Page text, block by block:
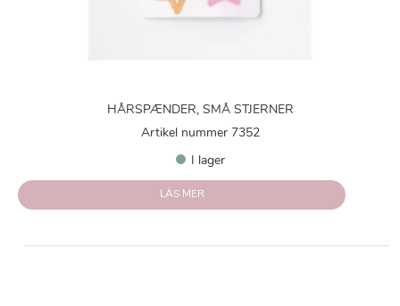
HÅRSPÆNDER, SMÅ STJERNER
Artikel nummer 7352
I lager
LÄS MER